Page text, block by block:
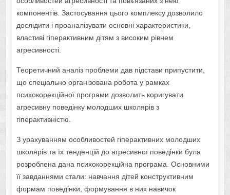
компонентів. Застосування цього комплексу дозволило
дослідити і проаналізувати основні характеристики,
властиві гіперактивним дітям з високим рівнем
агресивності.
Теоретичний аналіз проблеми дав підстави припустити,
що спеціально організована робота у рамках
психокорекційної програми дозволить коригувати
агресивну поведінку молодших школярів з
гіперактивністю.
З урахуванням особливостей гіперактивних молодших
школярів та їх тенденцій до агресивної поведінки була
розроблена дана психокорекційна програма. Основними
її завданнями стали: навчання дітей конструктивним
формам поведінки, формування в них навичок